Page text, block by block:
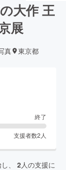
大作 王
展
真 東京都
終了
支援者数2 人
、 2人の支援に